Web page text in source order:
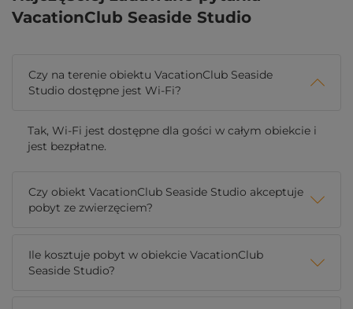
VacationClub Seaside Studio
Czy na terenie obiektu VacationClub Seaside
Studio dostępne jest Wi-Fi?
Tak, Wi-Fi jest dostępne dla gości w całym obiekcie i
jest bezpłatne.
Czy obiekt VacationClub Seaside Studio akceptuje
pobyt ze zwierzęciem?
Ile kosztuje pobyt w obiekcie VacationClub
Seaside Studio?